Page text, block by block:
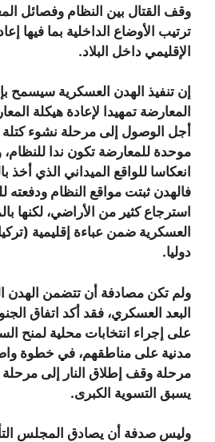
وقف القتال بين النظام وفصائل
ترتيب الأوضاع الداخلية بما فيها
الإقليمي داخل البلاد.
إن تنفيذ الهدن العسكرية سيسمح
المعارضة تمهيدا لإعادة هيكلة
أجل الوصول إلى مرحلة نشوء
موحدة للمعارضة تكون ندا
انعكاسا للواقع الميداني الذي أخذ
فالهدن ثبتت مواقع النظام
استرجاع كثير من الأراضي، لكنها
العسكرية ضمن عباءة إقليمية
دوليا.
ولم تكن مصادفة أن تتضمن الهدن
البعد العسكري، فقد أكد اتفاق
على إجراء انتخابات محلية لمنح
مدنية على مناطقهم، في خطوة
مرحلة وقف إطلاق النار إلى مرحلة
يسبق التسوية الكبرى.
وليس صدفة أن يصادق المجلس